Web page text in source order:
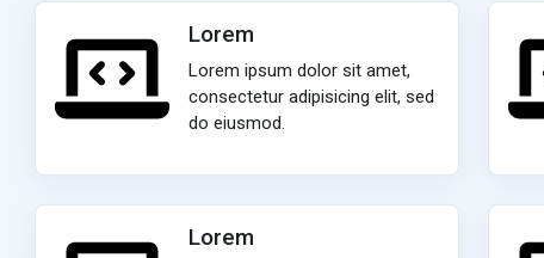
Lorem
Lorem ipsum dolor sit amet,
consectetur adipisicing elit, sed
do eiusmod.
Lorem